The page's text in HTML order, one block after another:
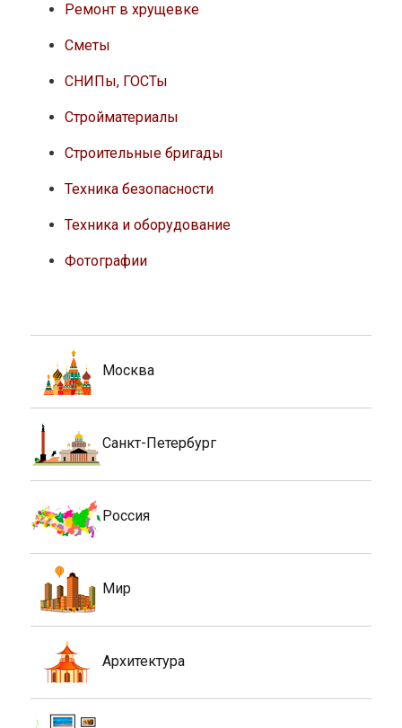
Ремонт в хрущевке
Сметы
СНИПы, ГОСТы
Стройматериалы
Строительные бригады
Техника безопасности
Техника и оборудование
Фотографии
Москва
Санкт-Петербург
Россия
Мир
Архитектура